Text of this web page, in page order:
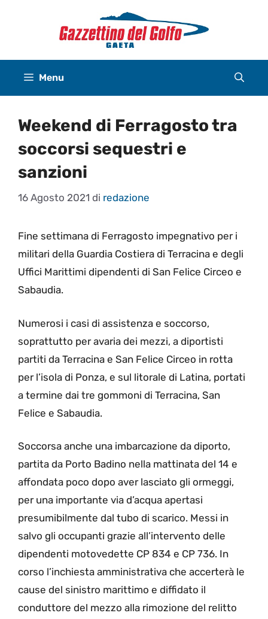
Menu
Weekend di Ferragosto tra
soccorsi sequestri e
sanzioni
16 Agosto 2021 di redazione
Fine settimana di Ferragosto impegnativo per i
militari della Guardia Costiera di Terracina e degli
Uffici Marittimi dipendenti di San Felice Circeo e
Sabaudia.
Numerosi i casi di assistenza e soccorso,
soprattutto per avaria dei mezzi, a diportisti
partiti da Terracina e San Felice Circeo in rotta
per l’isola di Ponza, e sul litorale di Latina, portati
a termine dai tre gommoni di Terracina, San
Felice e Sabaudia.
Soccorsa anche una imbarcazione da diporto,
partita da Porto Badino nella mattinata del 14 e
affondata poco dopo aver lasciato gli ormeggi,
per una importante via d’acqua apertasi
presumibilmente dal tubo di scarico. Messi in
salvo gli occupanti grazie all’intervento delle
dipendenti motovedette CP 834 e CP 736. In
corso l’inchiesta amministrativa che accerterà le
cause del sinistro marittimo e diffidato il
conduttore del mezzo alla rimozione del relitto